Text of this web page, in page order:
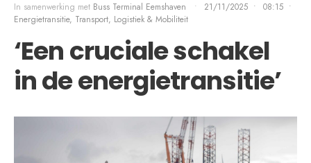
In samenwerking met Buss Terminal Eemshaven • 21/11/2025 • 08:15 •
Energietransitie, Transport, Logistiek & Mobiliteit
‘Een cruciale schakel
in de energietransitie’